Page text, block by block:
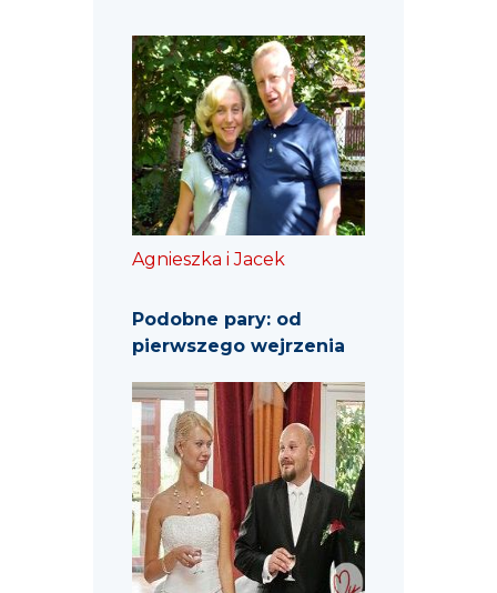
Agnieszka i Jacek
Podobne pary: od
pierwszego wejrzenia